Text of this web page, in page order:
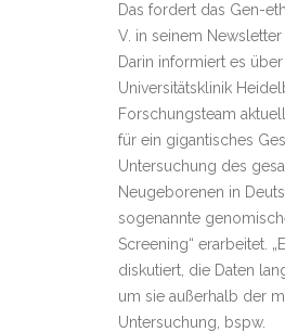
Das fordert das Gen-
V. in seinem
Darin informiert es
Universitätsklinik
Forschungsteam
für ein gigantisches
Untersuchung des
Neugeborenen in
sogenannte
Screening“ erarbeitet.
diskutiert, die Daten
um sie außerhalb der
Untersuchung, bspw.